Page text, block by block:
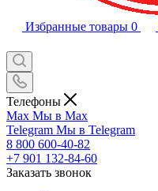
Избранные товары 0
Телефоны
Max Мы в Max
Telegram Мы в Telegram
8 800 600-40-82
+7 901 132-84-60
Заказать звонок